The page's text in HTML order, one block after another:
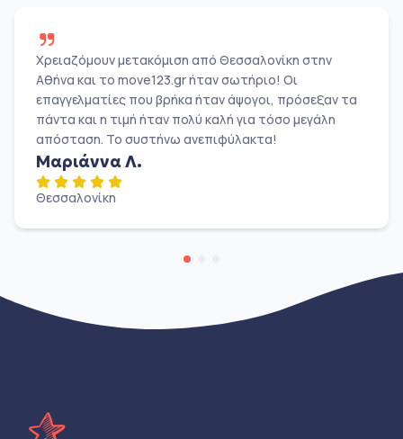
Χρειαζόμουν μετακόμιση από Θεσσαλονίκη στην
Αθήνα και το move123.gr ήταν σωτήριο! Οι
επαγγελματίες που βρήκα ήταν άψογοι, πρόσεξαν τα
πάντα και η τιμή ήταν πολύ καλή για τόσο μεγάλη
απόσταση. Το συστήνω ανεπιφύλακτα!
Μαριάννα Λ.
Θεσσαλονίκη